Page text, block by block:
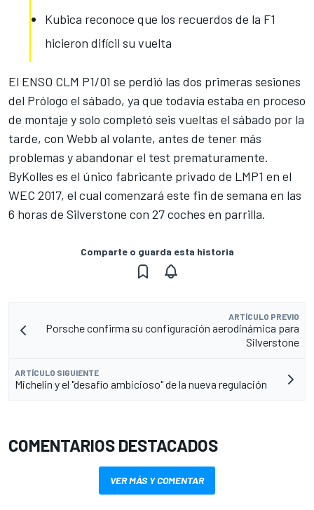
Kubica reconoce que los recuerdos de la F1
hicieron difícil su vuelta
El ENSO CLM P1/01 se perdió las dos primeras sesiones
del Prólogo el sábado, ya que todavía estaba en proceso
de montaje y solo completó seis vueltas el sábado por la
tarde, con Webb al volante, antes de tener más
problemas y abandonar el test prematuramente.
ByKolles es el único fabricante privado de LMP1 en el
WEC 2017, el cual comenzará este fin de semana en las
6 horas de Silverstone con 27 coches en parrilla.
Comparte o guarda esta historia
ARTÍCULO PREVIO
Porsche confirma su configuración aerodinámica para
Silverstone
ARTÍCULO SIGUIENTE
Michelin y el "desafío ambicioso" de la nueva regulación
COMENTARIOS DESTACADOS
VER MÁS Y COMENTAR